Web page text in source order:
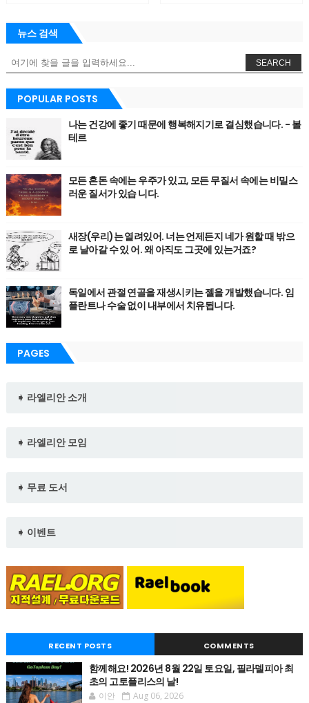
뉴스 검색
SEARCH
POPULAR POSTS
나는 건강에 좋기 때문에 행복해지기로 결심했습니다. - 볼
테르
모든 혼돈 속에는 우주가 있고, 모든 무질서 속에는 비밀스
러운 질서가 있습 니다.
새장(우리)는 열려있어. 너는 언제든지 네가 원할 때 밖으
로 날아갈 수 있 어. 왜 아직도 그곳에 있는거죠?
독일에서 관절 연골을 재생시키는 젤을 개발했습니다. 임
플란트나 수술 없이 내부에서 치유됩니다.
PAGES
➧ 라엘리안 소개
➧ 라엘리안 모임
➧ 무료 도서
➧ 이벤트
RECENT POSTS COMMENTS
함께해요! 2026년 8월 22일 토요일, 필라델피아 최
초의 고토플리스의 날!
이안 Aug 06, 2026